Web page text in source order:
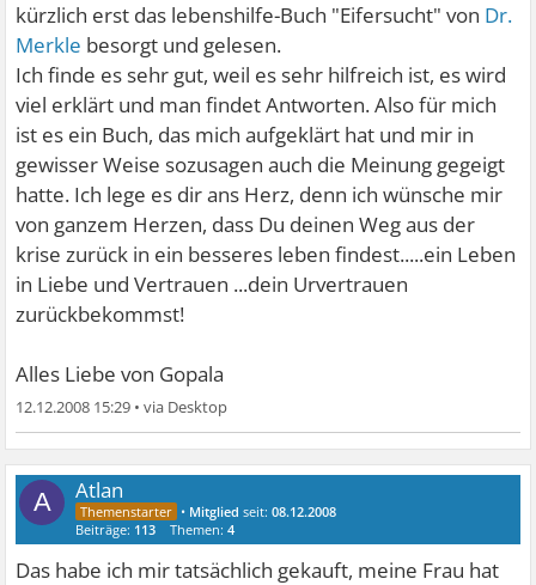
kürzlich erst das lebenshilfe-Buch "Eifersucht" von Dr.
Merkle besorgt und gelesen.
Ich finde es sehr gut, weil es sehr hilfreich ist, es wird
viel erklärt und man findet Antworten. Also für mich
ist es ein Buch, das mich aufgeklärt hat und mir in
gewisser Weise sozusagen auch die Meinung gegeigt
hatte. Ich lege es dir ans Herz, denn ich wünsche mir
von ganzem Herzen, dass Du deinen Weg aus der
krise zurück in ein besseres leben findest.....ein Leben
in Liebe und Vertrauen ...dein Urvertrauen
zurückbekommst!
Alles Liebe von Gopala
12.12.2008 15:29 •
A Atlan
• Mitglied seit:08.12.2008
Beiträge: 113 Themen:4
Das habe ich mir tatsächlich gekauft, meine Frau hat